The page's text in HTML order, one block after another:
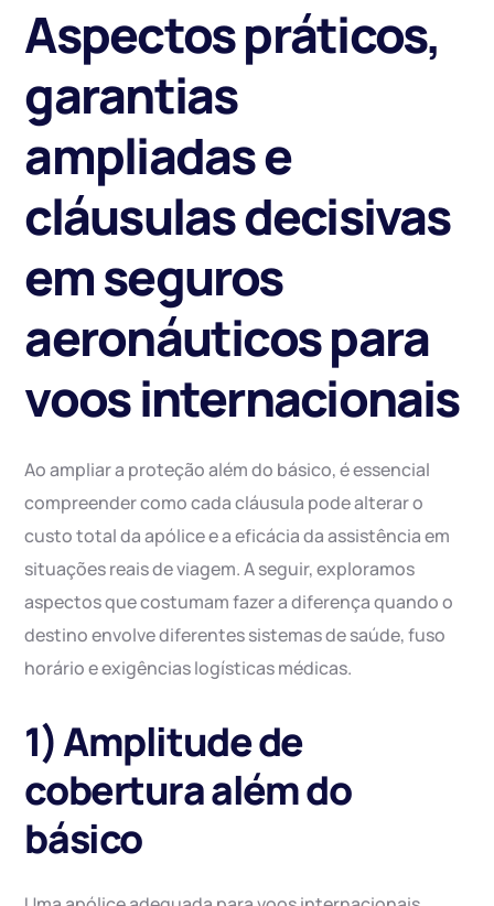
Aspectos práticos,
garantias
ampliadas e
cláusulas decisivas
em seguros
aeronáuticos para
voos internacionais
Ao ampliar a proteção além do básico, é essencial
compreender como cada cláusula pode alterar o
custo total da apólice e a eficácia da assistência em
situações reais de viagem. A seguir, exploramos
aspectos que costumam fazer a diferença quando o
destino envolve diferentes sistemas de saúde, fuso
horário e exigências logísticas médicas.
1) Amplitude de
cobertura além do
básico